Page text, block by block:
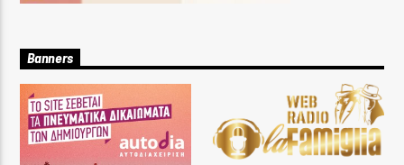
Banners